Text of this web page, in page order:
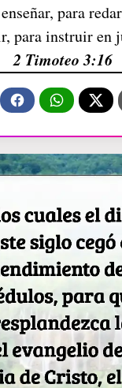
para
para instruir en
2 Timoteo 3:16